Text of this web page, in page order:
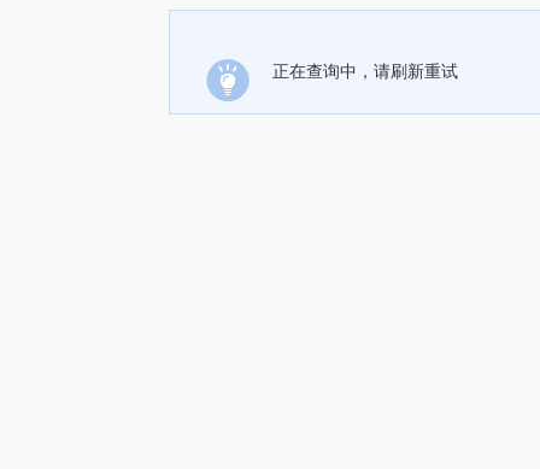
正在查询中，请刷新重试